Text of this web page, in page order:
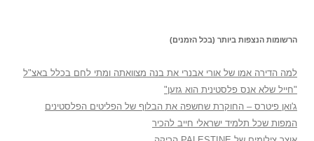
הרשומות הנצפות ביותר (בכל הזמנים)
למה הדירה אמו של אורי אבנרי את בנה מצוואתה ומתי לחם בכלל באצ"ל
"חייל שלא אנס פלסטינית הוא גזען"
ג'ואן פיטרס – החוקרת שחשפה את הבלוף של הפליטים הפלסטינים
המפות שכל תלמיד ישראלי חייב להכיר